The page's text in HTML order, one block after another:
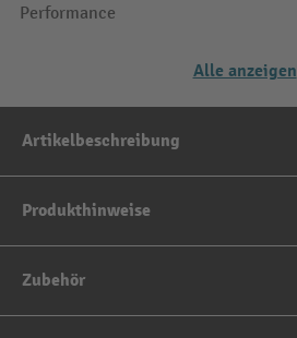
Performance
Alle anzeigen
Artikelbeschreibung
Produkthinweise
Zubehör